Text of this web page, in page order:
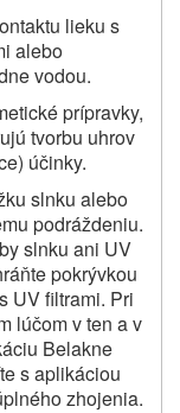
lieku s
alebo
vodou.
prípravky,
tvorbu uhrov
účinky.
slnku alebo
podráždeniu.
slnku ani UV
pokrývkou
UV filtrami. Pri
lúčom v ten a v
Belakne
s aplikáciou
zhojenia.